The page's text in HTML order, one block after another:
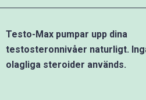
Testo-Max pumpar upp dina
testosteronnivåer naturligt.
olagliga steroider används.